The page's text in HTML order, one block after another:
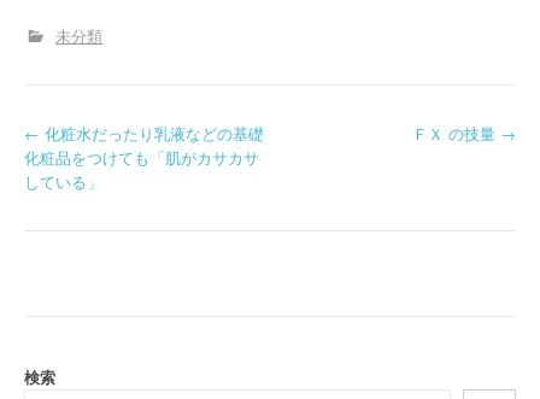
未分類
P
o
a
← 化粧水だったり乳液などの基礎
化粧品をつけても「肌がカサカサ
している」
ＦＸ の技量 →
検索